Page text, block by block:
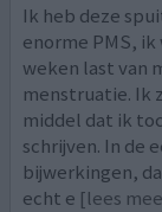
Ik heb deze
enorme PMS,
weken last van
menstruatie. Ik
middel dat ik
schrijven. In de
bijwerkingen,
echt e [lees